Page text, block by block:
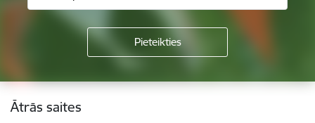
Kājene
Ātrās saites